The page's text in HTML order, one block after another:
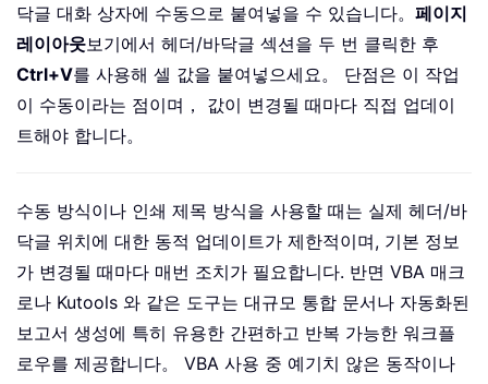
닥글 대화 상자에 수동으로 붙여넣을 수 있습니다。 페이지
레이아웃보기에서 헤더/바닥글 섹션을 두 번 클릭한 후
Ctrl+V를 사용해 셀 값을 붙여넣으세요。 단점은 이 작업
이 수동이라는 점이며， 값이 변경될 때마다 직접 업데이
트해야 합니다。
수동 방식이나 인쇄 제목 방식을 사용할 때는 실제 헤더/바
닥글 위치에 대한 동적 업데이트가 제한적이며, 기본 정보
가 변경될 때마다 매번 조치가 필요합니다. 반면 VBA 매크
로나 Kutools 와 같은 도구는 대규모 통합 문서나 자동화된
보고서 생성에 특히 유용한 간편하고 반복 가능한 워크플
로우를 제공합니다。 VBA 사용 중 예기치 않은 동작이나